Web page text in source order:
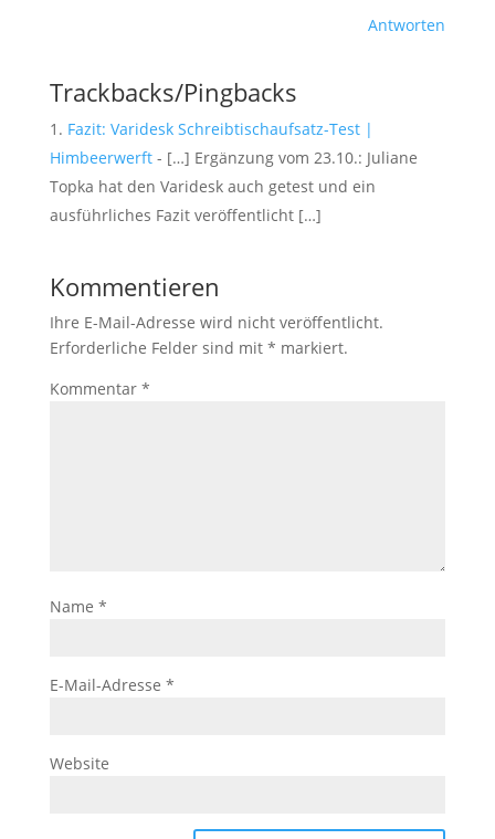
Antworten
Trackbacks/Pingbacks
Fazit: Varidesk Schreibtischaufsatz-Test |
Himbeerwerft- […] Ergänzung vom 23.10.: Juliane
Topka hat den Varidesk auch getest und ein
ausführliches Fazit veröffentlicht […]
Kommentieren
Ihre E-Mail-Adresse wird nicht veröffentlicht.
Erforderliche Felder sind mit * markiert.
Kommentar *
Name *
E-Mail-Adresse *
Website